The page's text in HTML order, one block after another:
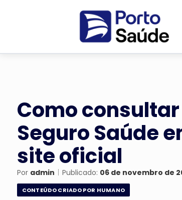
Como
Seguro Saúde
site oficial
Por admin | Publicado: 06 de novembro de
CONTEÚDO CRIADO POR HUMANO